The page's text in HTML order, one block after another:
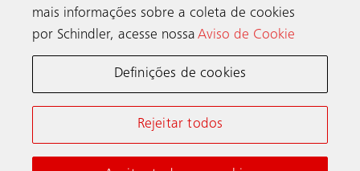
Schindler no mundo
Aviso de cookies & Configurações
mais informações sobre a coleta de cookies
por Schindler, acesse nossa Aviso de Cookie
Definições de cookies
Rejeitar todos